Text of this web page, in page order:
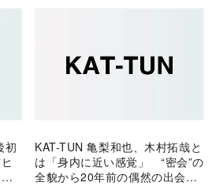
初
KAT-TUN 亀梨和也、木村拓哉と
は「身内に近い感覚」 “密会”の
全貌から20年前の偶然の出会い